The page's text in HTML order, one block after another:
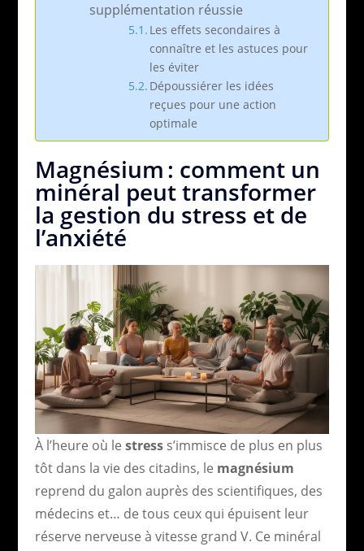
supplémentation réussie
Les effets secondaires à
connaître et les astuces pour
les éviter
Dépoussiérer les idées
reçues pour une action
optimale
Magnésium : comment un
minéral peut transformer
la gestion du stress et de
l’anxiété
À l’heure où le stresss’immisce de plus en plus
tôt dans la vie des citadins, le magnésium
reprend du galon auprès des scientifiques, des
médecins et… de tous ceux qui épuisent leur
réserve nerveuse à vitesse grand V. Ce minéral